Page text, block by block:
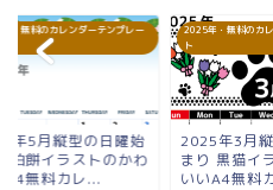
・無料のカレンダーテンプレー
年5月縦型の日曜始
柏餅イラストのかわ
A4無料カレ...
2025年・無料のカ
ト
2025年3月
まり 黒猫イ
いいA4無料